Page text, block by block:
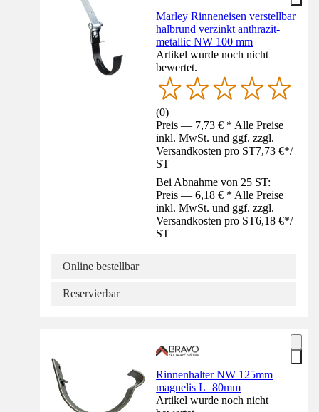
Marley Rinneneisen verstellbar
halbrund verzinkt anthrazit-
metallic NW 100 mm
Artikel wurde noch nicht
bewertet.
(0)
Preis — 7,73 € * Alle Preise
inkl. MwSt. und ggf. zzgl.
Versandkosten pro ST7,73 €*/
ST
Bei Abnahme von 25 ST:
Preis — 6,18 € * Alle Preise
inkl. MwSt. und ggf. zzgl.
Versandkosten pro ST6,18 €*/
ST
Online bestellbar
Reservierbar
Rinnenhalter NW 125mm
magnelis L=80mm
Artikel wurde noch nicht